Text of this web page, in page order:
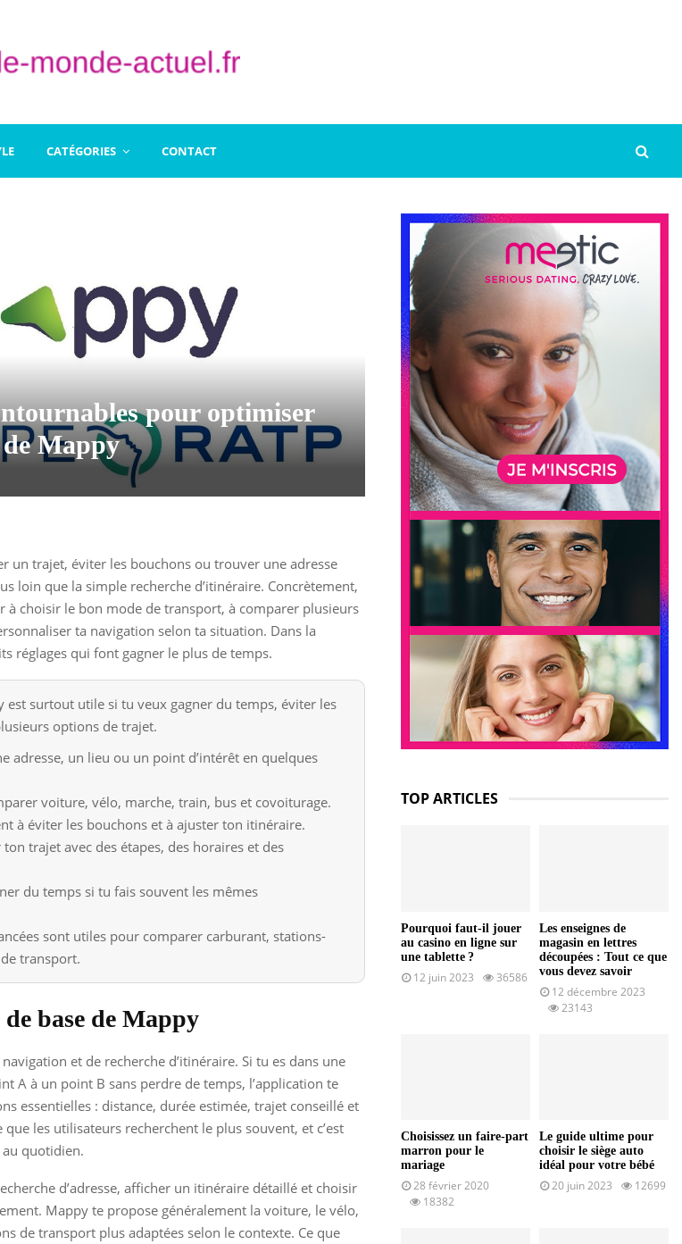
CATÉGORIES CONTACT
pour optimiser
Mappy
un trajet, éviter les bouchons ou trouver une adresse
loin que la simple recherche d’itinéraire. Concrètement,
à choisir le bon mode de transport, à comparer plusieurs
ta navigation selon ta situation. Dans la
réglages qui font gagner le plus de temps.
est surtout utile si tu veux gagner du temps, éviter les
options de trajet.
adresse, un lieu ou un point d’intérêt en quelques
voiture, vélo, marche, train, bus et covoiturage.
à éviter les bouchons et à ajuster ton itinéraire.
trajet avec des étapes, des horaires et des
du temps si tu fais souvent les mêmes
sont utiles pour comparer carburant, stations-
transport.
base de Mappy
et de recherche d’itinéraire. Si tu es dans une
A à un point B sans perdre de temps, l’application te
essentielles : distance, durée estimée, trajet conseillé et
que les utilisateurs recherchent le plus souvent, et c’est
quotidien.
d’adresse, afficher un itinéraire détaillé et choisir
Mappy te propose généralement la voiture, le vélo,
de transport plus adaptées selon le contexte. Ce que
TOP ARTICLES
Pourquoi faut-il jouer
au casino en ligne sur
une tablette ?
12 juin 2023 36586
Les enseignes de
magasin en lettres
découpées : Tout ce que
vous devez savoir
12 décembre 2023
23143
Choisissez un faire-part
marron pour le
mariage
28 février 2020
18382
Le guide ultime pour
choisir le siège auto
idéal pour votre bébé
20 juin 2023 12699